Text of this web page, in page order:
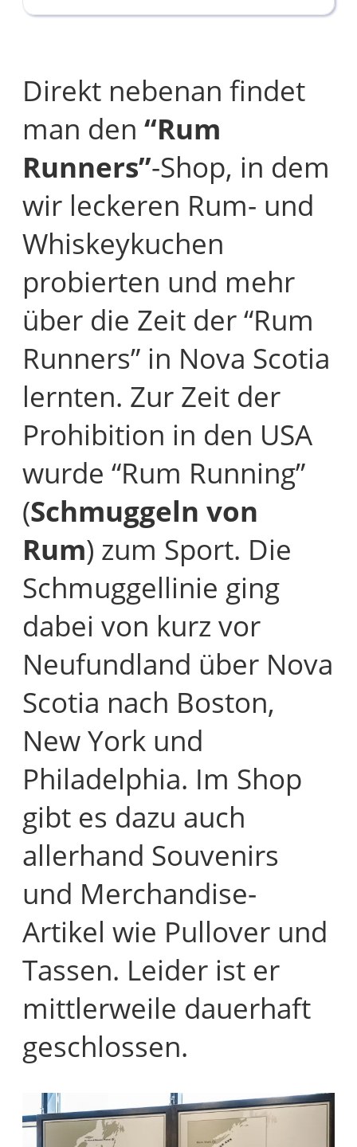
Direkt nebenan findet
man den “Rum
Runners”-Shop, in dem
wir leckeren Rum- und
Whiskeykuchen
probierten und mehr
über die Zeit der “Rum
Runners” in Nova Scotia
lernten. Zur Zeit der
Prohibition in den USA
wurde “Rum Running”
(Schmuggeln von
Rum) zum Sport. Die
Schmuggellinie ging
dabei von kurz vor
Neufundland über Nova
Scotia nach Boston,
New York und
Philadelphia. Im Shop
gibt es dazu auch
allerhand Souvenirs
und Merchandise-
Artikel wie Pullover und
Tassen. Leider ist er
mittlerweile dauerhaft
geschlossen.